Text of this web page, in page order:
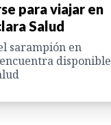
para viajar en
Salud
sarampión en
disponible